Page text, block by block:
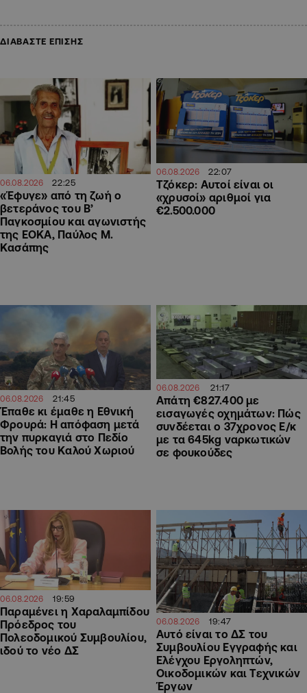
ΔΙΑΒΑΣΤΕ ΕΠΙΣΗΣ
06.08.2026 22:25
«Έφυγε» από τη ζωή ο
βετεράνος του Β’
Παγκοσμίου και αγωνιστής
της ΕΟΚΑ, Παύλος Μ.
Κασάπης
06.08.2026 22:07
Τζόκερ: Αυτοί είναι οι
«χρυσοί» αριθμοί για
€2.500.000
06.08.2026 21:45
Έπαθε κι έμαθε η Εθνική
Φρουρά: Η απόφαση μετά
την πυρκαγιά στο Πεδίο
Βολής του Καλού Χωριού
06.08.2026 21:17
Απάτη €827.400 με
εισαγωγές οχημάτων: Πώς
συνδέεται ο 37χρονος Ε/κ
με τα 645kg ναρκωτικών
σε φουκούδες
06.08.2026 19:59
Παραμένει η Χαραλαμπίδου
Πρόεδρος του
Πολεοδομικού Συμβουλίου,
ιδού το νέο ΔΣ
06.08.2026 19:47
Αυτό είναι το ΔΣ του
Συμβουλίου Εγγραφής και
Ελέγχου Εργοληπτών,
Οικοδομικών και Τεχνικών
Έργων